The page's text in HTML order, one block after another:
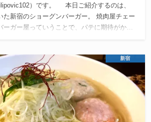
）です。 本日ご紹介するのは、
た新宿のショーグンバーガー。 焼肉屋チェー
ーガー屋っていうことで、パテに期待がか…
新宿